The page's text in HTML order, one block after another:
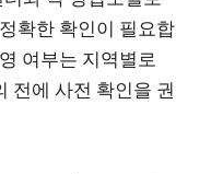
확한 확인이 필요합
여부는 지역별로
전에 사전 확인을 권